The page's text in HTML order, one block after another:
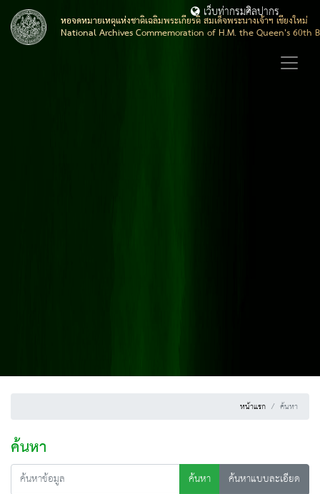
หอจดหมายเหตุแห่งชาติเฉลิมพระเกียรติ สมเด็จพระนางเจ้าฯ เชียงใหม่
National Archives Commemoration of H.M. the Queen's 60th
เว็บท่ากรมศิลปากร
หน้าแรก ค้นหา
ค้นหา
ค้นหา
ค้นหาแบบละเอียด